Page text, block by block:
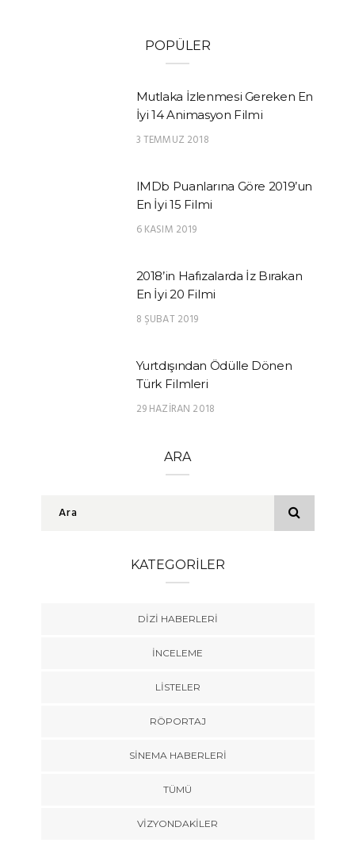
POPÜLER
Mutlaka İzlenmesi Gereken En
İyi 14 Animasyon Filmi
3 TEMMUZ 2018
IMDb Puanlarına Göre 2019’un
En İyi 15 Filmi
6 KASIM 2019
2018’in Hafızalarda İz Bırakan
En İyi 20 Filmi
8 ŞUBAT 2019
Yurtdışından Ödülle Dönen
Türk Filmleri
29 HAZIRAN 2018
ARA
KATEGORILER
DIZI HABERLERI
İNCELEME
LISTELER
RÖPORTAJ
SINEMA HABERLERI
TÜMÜ
VIZYONDAKILER